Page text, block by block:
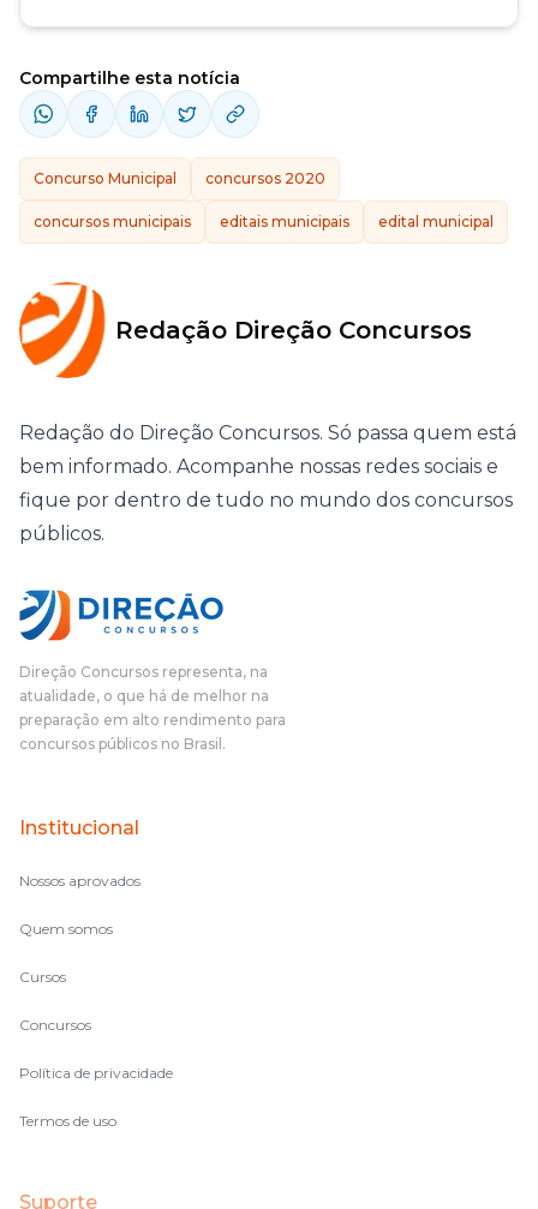
Compartilhe esta notícia
Concurso Municipal concursos 2020
concursos municipais editais municipais edital municipal
Redação Direção Concursos
Redação do Direção Concursos. Só passa quem está
bem informado. Acompanhe nossas redes sociais e
fique por dentro de tudo no mundo dos concursos
públicos.
Direção Concursos representa, na
atualidade, o que há de melhor na
preparação em alto rendimento para
concursos públicos no Brasil.
Institucional
Nossos aprovados
Quem somos
Cursos
Concursos
Política de privacidade
Termos de uso
Suporte